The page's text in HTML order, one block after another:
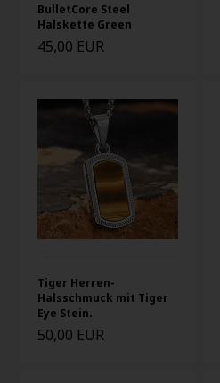
BulletCore Steel
Halskette Green
45,00 EUR
Tiger Herren-
Halsschmuck mit Tiger
Eye Stein.
50,00 EUR